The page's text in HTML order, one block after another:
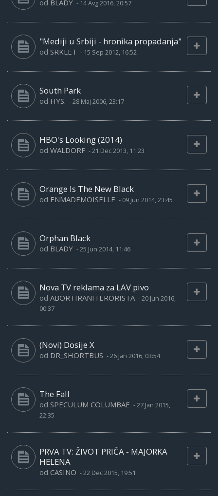
od BLADY - 14 Avg 2016, 20:57
"Mediji u Srbiji - hronika propadanja"
od SRKLET - 15 Sep 2012, 16:52
South Park
od HYS. -28 Maj 2006, 23:17
HBO's Looking (2014)
od WALDORF -21 Dec 2013, 11:23
Orange Is The New Black
od ENMADEMOISELLE - 09 Jun 2014, 23:45
Orphan Black
od BLADY -25 Jun 2014, 11:46
Nova TV reklama za LAV pivo
od ABORTIRANITERORISTA -20 Jun 2016,
00:37
(Novi) Dosije X
od DR_SHORTBUS -26 Jan 2016, 03:54
The Fall
od SPECULUM COLUMBAE -27 Jan 2015,
22:35
PRVA TV: ŽIVOT PRIČA - MAJORKA
HELENA
od CASINO -22 Dec 2015, 19:51